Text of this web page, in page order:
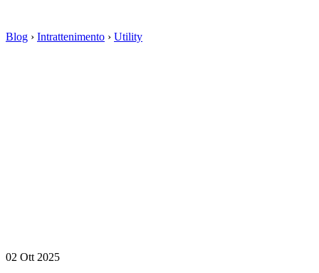
Blog › Intrattenimento › Utility
02 Ott 2025